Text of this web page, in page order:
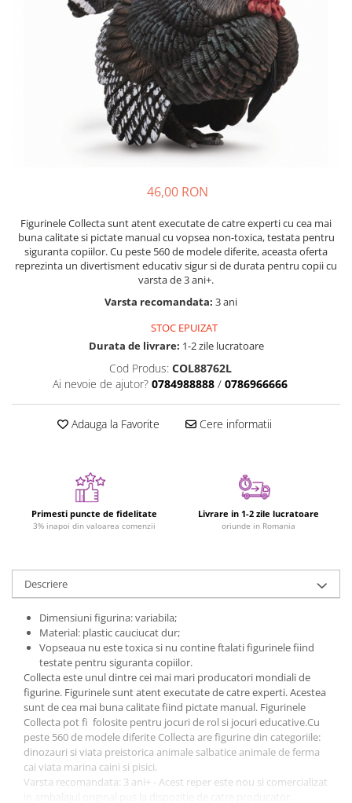
Nisip kinetic
Jucarii interactive
Proiector pentru copii
Instrumente muzicale pentru copii
Caruseluri muzicale
Bucatarii pentru copii
Casa de papusi
Bormasina magica
Costum Halloween Copii
Papusi si Bebelusi Reborn
Animale de jucarie
Figurine cu animale domestice
Figurine
Jucarii Montessori
Nevoi speciale si sindrom Down
Jucarii cu cifre
Seturi Numberblocks
Jucarii de motricitate
Puzzle-uri
Puzzle clasic
Puzzle incastru
Puzzle de podea
IQ puzzle
Jucarii bebelusi
Jucarii de baie
Zornaitoare
Jucarii dentitie
Jucarii senzoriale
Jucarii motrice pentru bebelusi
Cadou copii 8 ani
Cadou copii 9 ani
Cadou copii 10 ani
Cadou copii 11 ani
Cadou copii 12 ani
46,00 RON
Figurinele Collecta sunt atent executate de catre experti cu cea mai
buna calitate si pictate manual cu vopsea non-toxica, testata pentru
siguranta copiilor. Cu peste 560 de modele diferite, aceasta oferta
reprezinta un divertisment educativ sigur si de durata pentru copii cu
varsta de 3 ani+.
Varsta recomandata: 3 ani
STOC EPUIZAT
Durata de livrare: 1-2 zile lucratoare
Cod Produs: COL88762L
Ai nevoie de ajutor? 0784988888 / 0786966666
Adauga la Favorite Cere informatii
Primesti puncte de fidelitate
3% inapoi din valoarea comenzii
Livrare in 1-2 zile lucratoare
oriunde in Romania
Descriere
Dimensiuni figurina: variabila;
Material: plastic cauciucat dur;
Vopseaua nu este toxica si nu contine ftalati figurinele fiind
testate pentru siguranta copiilor.
Collecta este unul dintre cei mai mari producatori mondiali de
figurine. Figurinele sunt atent executate de catre experti. Acestea
sunt de cea mai buna calitate fiind pictate manual. Figurinele
Collecta pot fi folosite pentru jocuri de rol si jocuri educative.Cu
peste 560 de modele diferite Collecta are figurine din categoriile:
dinozauri si viata preistorica animale salbatice animale de ferma
cai viata marina caini si pisici.
Varsta recomandata: 3 ani+ - Acest reper este nou si comercializat